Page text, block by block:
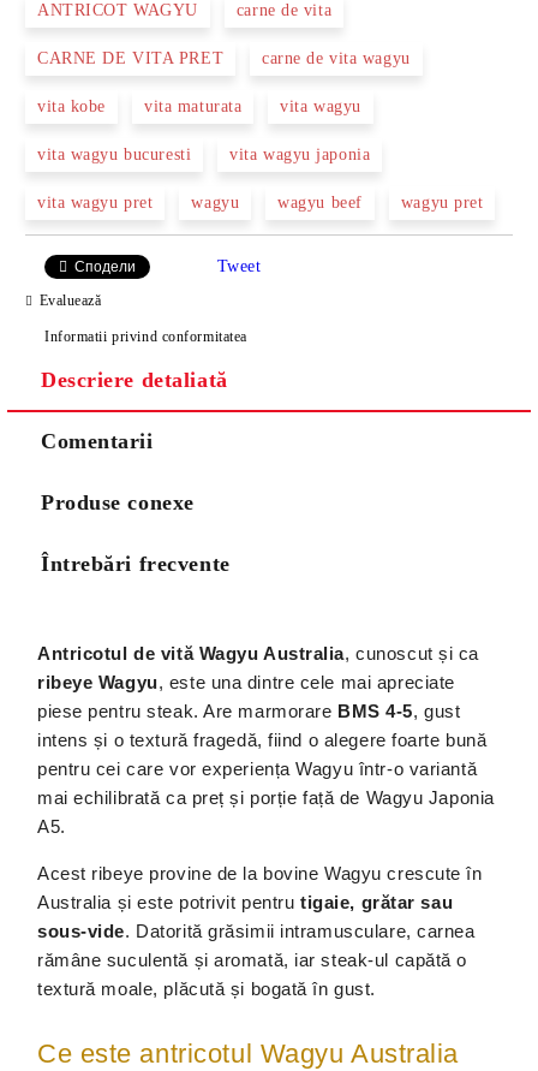
ANTRICOT WAGYU carne de vita
CARNE DE VITA PRET carne de vita wagyu
vita kobe vita maturata vita wagyu
vita wagyu bucuresti vita wagyu japonia
vita wagyu pret wagyu wagyu beef wagyu pret
Сподели Tweet
Evaluează
Informatii privind conformitatea
Descriere detaliată
Comentarii
Produse conexe
Întrebări frecvente
Antricotul de vită Wagyu Australia, cunoscut și ca
ribeye Wagyu, este una dintre cele mai apreciate
piese pentru steak. Are marmorare BMS 4-5, gust
intens și o textură fragedă, fiind o alegere foarte bună
pentru cei care vor experiența Wagyu într-o variantă
mai echilibrată ca preț și porție față de Wagyu Japonia
A5.
Acest ribeye provine de la bovine Wagyu crescute în
Australia și este potrivit pentrutigaie, grătar sau
sous-vide. Datorită grăsimii intramusculare, carnea
rămâne suculentă și aromată, iar steak-ul capătă o
textură moale, plăcută și bogată în gust.
Ce este antricotul Wagyu Australia